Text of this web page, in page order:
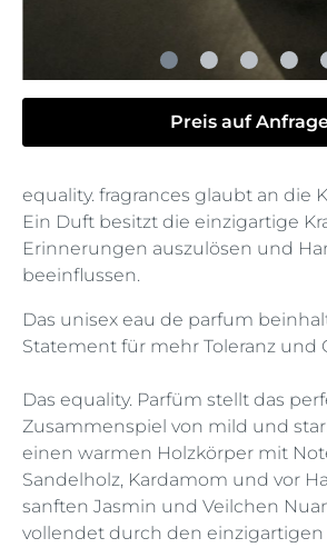
Preis auf
equality. fragrances glaubt an die
Ein Duft besitzt die einzigartige
Erinnerungen auszulösen und
beeinflussen.
Das unisex eau de parfum
Statement für mehr Toleranz und
Das equality. Parfüm stellt das
Zusammenspiel von mild und
einen warmen Holzkörper mit
Sandelholz, Kardamom und vor
sanften Jasmin und Veilchen
vollendet durch den